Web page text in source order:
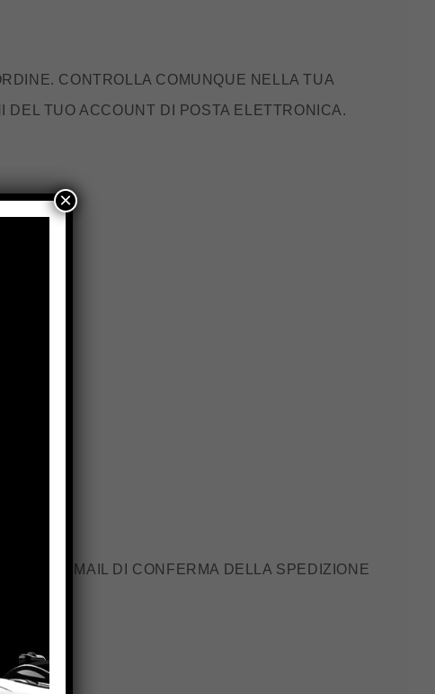
CONTROLLA COMUNQUE NELLA TUA
DEL TUO ACCOUNT DI POSTA ELETTRONICA.
UN’EMAIL DI CONFERMA DELLA SPEDIZIONE
×